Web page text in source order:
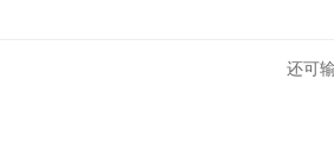
还可